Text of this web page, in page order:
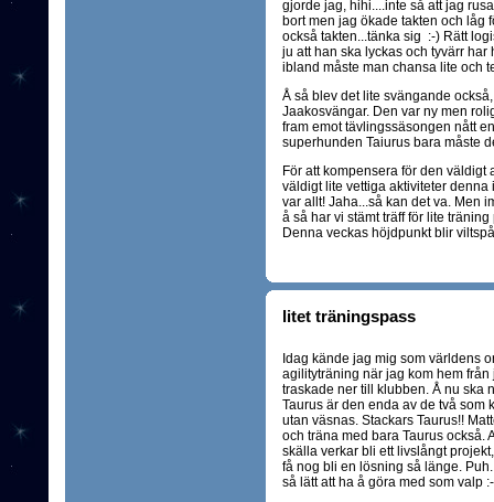
gjorde jag, hihi....inte så att jag
bort men jag ökade takten och låg
också takten...tänka sig :-) Rätt
ju att han ska lyckas och tyvärr
ibland måste man chansa lite och
Å så blev det lite svängande
Jaakosvängar. Den var ny men
fram emot tävlingssäsongen nått
superhunden Taiurus bara måste
För att kompensera för den
väldigt lite vettiga aktiviteter denna
var allt! Jaha...så kan det va. Men
å så har vi stämt träff för lite
Denna veckas höjdpunkt blir
litet träningspass
Idag kände jag mig som världens
agilityträning när jag kom hem
traskade ner till klubben. Å nu ska
Taurus är den enda av de två som
utan väsnas. Stackars Taurus!!
och träna med bara Taurus också.
skälla verkar bli ett livslångt
få nog bli en lösning så länge.
så lätt att ha å göra med som valp